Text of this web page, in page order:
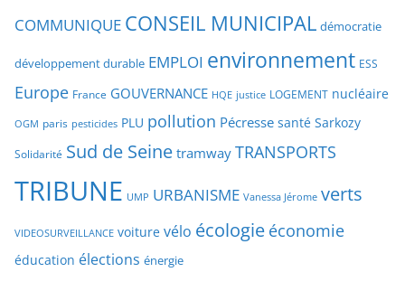
COMMUNIQUE CONSEIL MUNICIPAL démocratie
développement durable EMPLOI environnement ESS
Europe France GOUVERNANCE HQE justice LOGEMENT nucléaire
OGM paris pesticides PLU pollution Pécresse santé Sarkozy
Solidarité Sud de Seine tramway TRANSPORTS
TRIBUNE UMP URBANISME Vanessa Jérome verts
VIDEOSURVEILLANCE voiture vélo écologie économie
éducation élections énergie